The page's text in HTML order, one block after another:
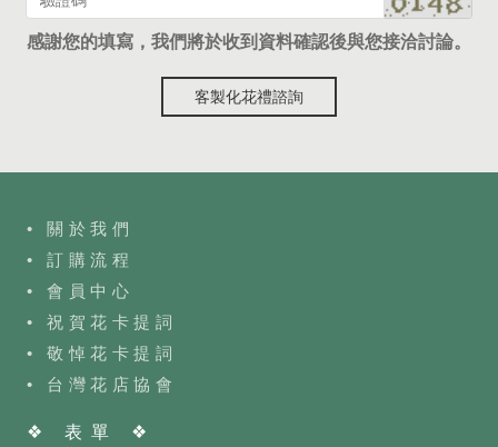
感謝您的填寫，我們將於收到資料確認後與您接洽討論。
客製化花禮諮詢
• 關於我們
• 訂購流程
• 會員中心
• 祝賀花卡提詞
• 敬悼花卡提詞
• 台灣花店協會
❖ 表單 ❖